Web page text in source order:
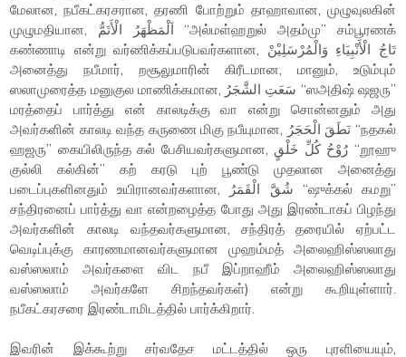
மேலான, நபீகட்கரசரான, தரணி போற்றும் தாஹாவான, முழுவுலகின்
முழுமதியான, اَلْمَظْهَرُ الْأَتَمُّ “அல்மள்ஹறுல் அதம்மு” சம்பூரணக்
கண்ணாடி என்று வர்ணிக்கப்படுபவர்களான, تَاجُ الْأَنْبِيَاءِ وَالْمُرْسَلِيْنْ
அனைத்து நபீமார், றசூலுமாரின் கிரீடமான, மானும், உடும்பும்
ஸலாமுரைத்த மனுகுல மாணிக்கமான, سَعَتِ الشَّجَرُ “ஸஅதிஷ் ஷஜரு”
மரத்தைப் பார்த்து என் காலடிக்கு வா என்று சொன்னதும் அது
அவர்களின் காலடி வந்த கருணை மிகு நபீயுமான, نَطَقَ الْحَجَرُ “நதகல்
ஹஜரு” கையிலிருந்த கல் பேசியவர்களுமான, رُوْحُ كُلِّ خَلْقٍ “றூஹு
குல்லி கல்கின்” கற் கரடு புற் பூண்டு முதலான அனைத்து
படைப்புகளினதும் உயிரானவர்களான, شُقَّ الْقَمَرُ “ஷுக்கல் கமறு”
சந்திரனைப் பார்த்து வா என்றழைத்த போது அது இரண்டாகப் பிழந்து
அவர்களின் காலடி வந்தவர்களுமான, சந்திரத் தரையில் ஏற்பட்ட
வெடிப்புக்கு காரணமானவர்களுமான முஹம்மத் அலைஹிஸ்ஸலாது
வஸ்ஸலாம் அவர்களை விட நபீ இப்றாஹீம் அலைஹிஸ்ஸலாது
வஸ்ஸலாம் அவர்களே சிறந்தவர்கள்) என்று கூறியுள்ளார்.
நபீகட்கரசரை இரண்டாமிடத்தில் பார்க்கிறார்.
இவரின் இக்கூற்று சர்வதேச மட்டத்தில் ஒரு புரளியையும்,